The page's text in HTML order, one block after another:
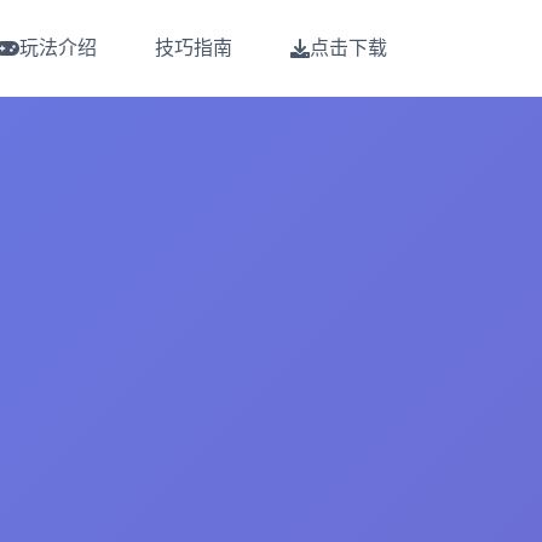
玩法介绍 技巧指南 点击下载